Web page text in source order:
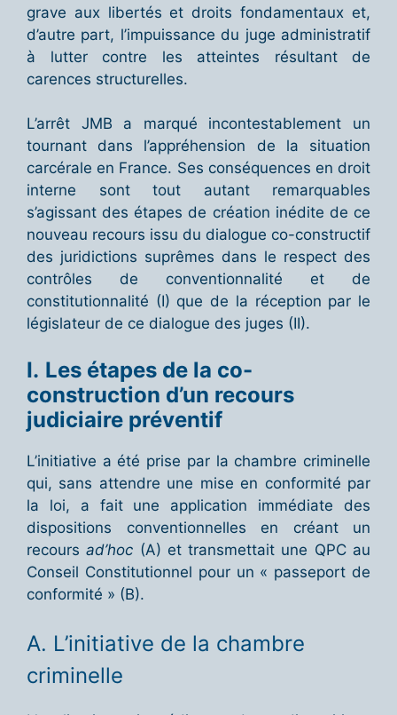
grave aux libertés et droits fondamentaux et,
d’autre part, l’impuissance du juge administratif
à lutter contre les atteintes résultant de
carences structurelles.
L’arrêt JMB a marqué incontestablement un
tournant dans l’appréhension de la situation
carcérale en France. Ses conséquences en droit
interne sont tout autant remarquables
s’agissant des étapes de création inédite de ce
nouveau recours issu du dialogue co-constructif
des juridictions suprêmes dans le respect des
contrôles de conventionnalité et de
constitutionnalité (I) que de la réception par le
législateur de ce dialogue des juges (II).
I. Les étapes de la co-
construction d’un recours
judiciaire préventif
L’initiative a été prise par la chambre criminelle
qui, sans attendre une mise en conformité par
la loi, a fait une application immédiate des
dispositions conventionnelles en créant un
recoursad’hoc (A) et transmettait une QPC au
Conseil Constitutionnel pour un « passeport de
conformité » (B).
A. L’initiative de la chambre
criminelle